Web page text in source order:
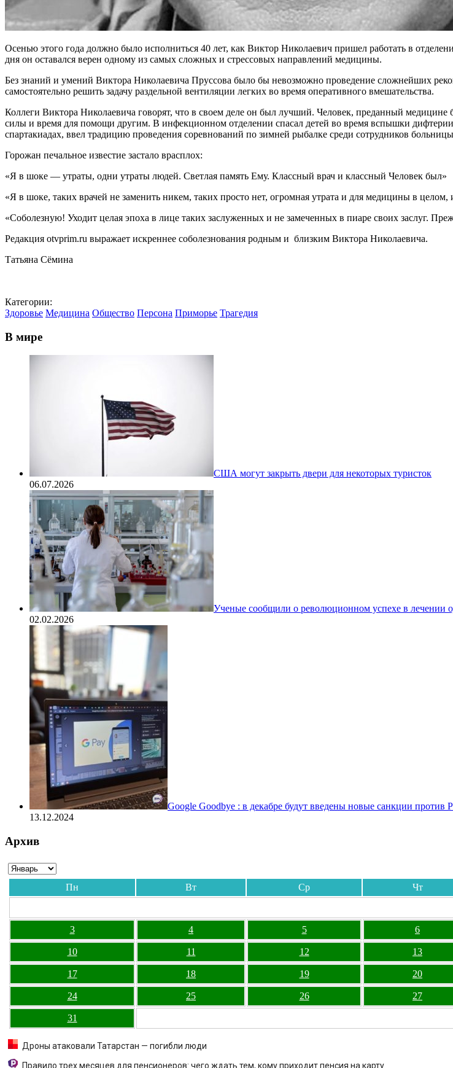
Осенью этого года должно было исполниться 40 лет, как Виктор Николаевич пришел работать в
дня он оставался верен одному из самых сложных и стрессовых направлений медицины.
Без знаний и умений Виктора Николаевича Пруссова было бы невозможно проведение сложнейших
самостоятельно решить задачу раздельной вентиляции легких во время оперативного вмешательства.
Коллеги Виктора Николаевича говорят, что в своем деле он был лучший. Человек, преданный
силы и время для помощи другим. В инфекционном отделении спасал детей во время вспышки
спартакиадах, ввел традицию проведения соревнований по зимней рыбалке среди сотрудников
Горожан печальное известие застало врасплох:
«Я в шоке — утраты, одни утраты людей. Светлая память Ему. Классный врач и классный Человек был»
«Я в шоке, таких врачей не заменить никем, таких просто нет, огромная утрата и для медицины в
«Соболезную! Уходит целая эпоха в лице таких заслуженных и не замеченных в пиаре своих заслуг.
Редакция otvprim.ru выражает искреннее соболезнования родным и близким Виктора Николаевича.
Татьяна Сёмина
Категории:
Здоровье Медицина Общество Персона Приморье Трагедия
В мире
США могут закрыть двери для некоторых туристок
06.07.2026
Ученые сообщили о революционном успехе в лечении
02.02.2026
Google Goodbye : в декабре будут введены новые санкции против
13.12.2024
Архив
Пн Вт Ср Чт
3 4 5 6
10 11 12 13
17 18 19 20
24 25 26 27
31
Дроны атаковали Татарстан — погибли люди
Правило трех месяцев для пенсионеров: чего ждать тем, кому приходит пенсия на карту